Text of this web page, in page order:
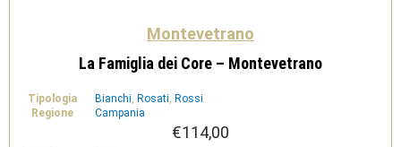
Montevetrano
La Famiglia dei Core – Montevetrano
Tipologia Bianchi Rosati Rossi
Regione
Campania
€114,00